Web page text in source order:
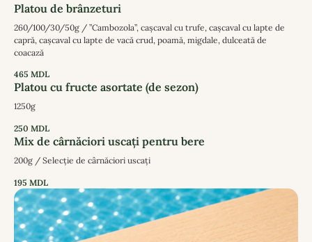
Platou de brânzeturi
260/100/30/50g / ”Cambozola”, cașcaval cu trufe, cașcaval cu lapte de
capră, cașcaval cu lapte de vacă crud, poamă, migdale, dulceată de
coacază
465 MDL
Platou cu fructe asortate (de sezon)
1250g
250 MDL
Mix de cârnăciori uscați pentru bere
200g / Selecție de cârnăciori uscați
195 MDL